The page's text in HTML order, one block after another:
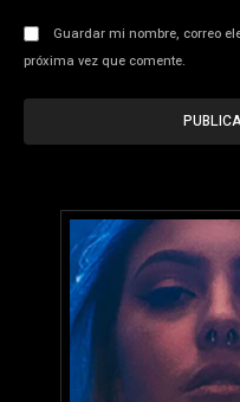
Guardar mi nombre, correo
próxima vez que comente.